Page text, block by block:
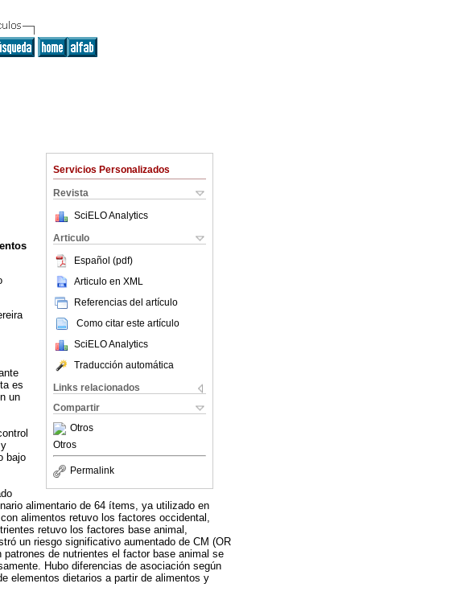
Servicios Personalizados
Revista
SciELO Analytics
Articulo
Español (pdf)
Articulo en XML
Referencias del artículo
Como citar este artículo
SciELO Analytics
Traducción automática
Links relacionados
Compartir
Otros
Otros
Permalink
es
un
bajo
alimentario de 64 ítems, ya utilizado en
alimentos retuvo los factores occidental,
retuvo los factores base animal,
un riesgo significativo aumentado de CM (OR
de nutrientes el factor base animal se
Hubo diferencias de asociación según
elementos dietarios a partir de alimentos y